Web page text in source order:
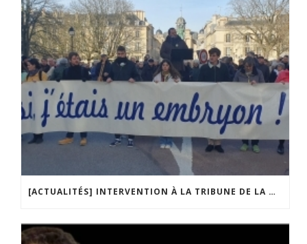
[ACTUALITÉS] INTERVENTION À LA TRIBUNE DE LA MOBILISATION CONTRE LA CONSTITUTIONNALISATION DE L’IVG